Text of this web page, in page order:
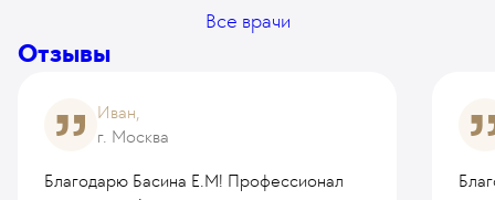
Все врачи
Отзывы
Иван,
г. Москва
Благодарю Басина Е.М! Профессионал